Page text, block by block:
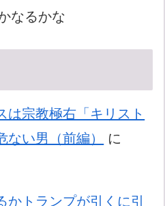
なるかな
は宗教極右「キリスト
い男（前編）
に
トランプが引くに引